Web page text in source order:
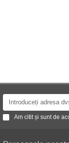
Am citit și sunt de